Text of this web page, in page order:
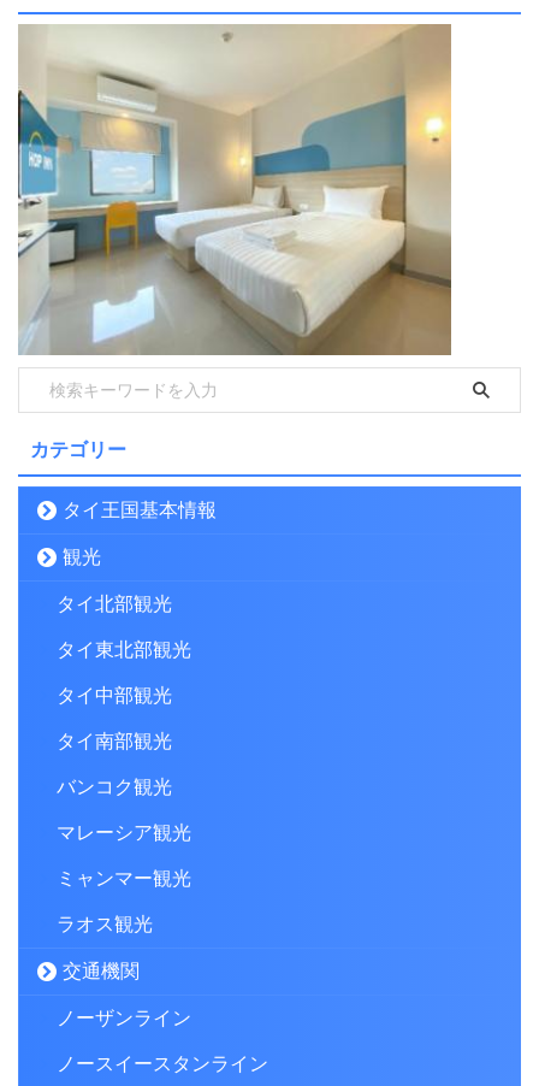
カテゴリー
タイ王国基本情報
観光
タイ北部観光
タイ東北部観光
タイ中部観光
タイ南部観光
バンコク観光
マレーシア観光
ミャンマー観光
ラオス観光
交通機関
ノーザンライン
ノースイースタンライン